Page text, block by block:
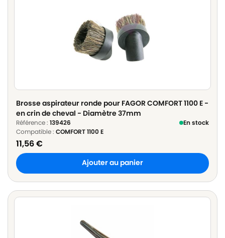
Brosse aspirateur ronde pour FAGOR COMFORT 1100 E -
en crin de cheval - Diamètre 37mm
Référence : 139426
En stock
Compatible : COMFORT 1100 E
11,56€
Ajouter au panier